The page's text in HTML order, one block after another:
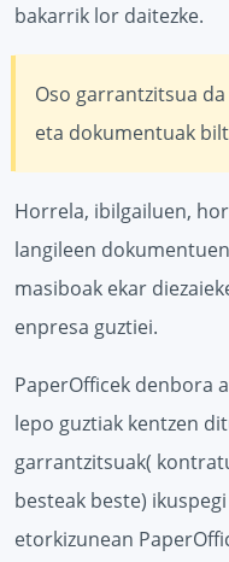
bakarrik lor daitezke.
Oso garrantzitsua
eta dokumentuak
Horrela, ibilgailuen,
langileen
masiboak ekar
enpresa guztiei.
PaperOfficek denbora
lepo guztiak kentzen
garrantzitsuak(
besteak beste)
etorkizunean